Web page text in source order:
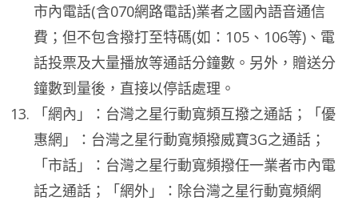
市內電話(含070網路電話)業者之國內語音通信
費；但不包含撥打至特碼(如：105、106等)、電
話投票及大量播放等通話分鐘數。另外，贈送分
鐘數到量後，直接以停話處理。
「網內」：台灣之星行動寬頻互撥之通話；「優
惠網」：台灣之星行動寬頻撥威寶3G之通話；
「市話」：台灣之星行動寬頻撥任一業者市內電
話之通話；「網外」：除台灣之星行動寬頻網